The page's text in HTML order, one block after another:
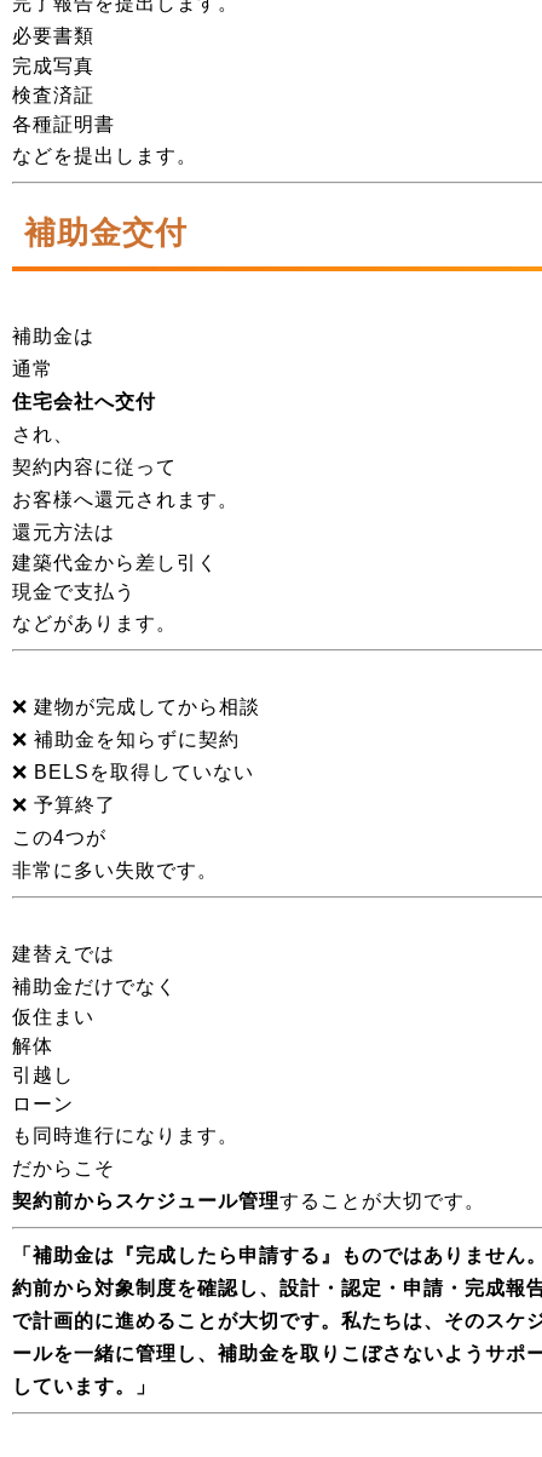
必要書類
完成写真
検査済証
各種証明書
などを提出します。
補助金交付
補助金は
通常
住宅会社へ交付
され、
契約内容に従って
お客様へ還元されます。
還元方法は
建築代金から差し引く
現金で支払う
などがあります。
❌ 建物が完成してから相談
❌ 補助金を知らずに契約
❌ BELSを取得していない
❌ 予算終了
この4つが
非常に多い失敗です。
建替えでは
補助金だけでなく
仮住まい
解体
引越し
ローン
も同時進行になります。
だからこそ
契約前からスケジュール管理することが大切です。
「補助金は『完成したら申請する』ものではありません
約前から対象制度を確認し、設計・認定・申請・完成報
で計画的に進めることが大切です。私たちは、そのスケ
ールを一緒に管理し、補助金を取りこぼさないようサポ
しています。」